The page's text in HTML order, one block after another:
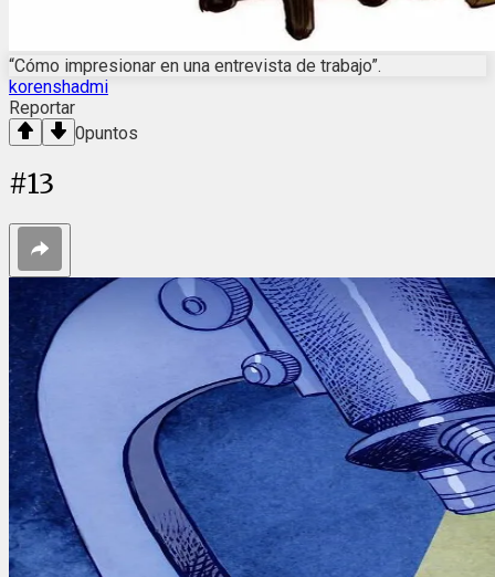
“Cómo impresionar en una entrevista de trabajo”.
korenshadmi
Reportar
0puntos
#13